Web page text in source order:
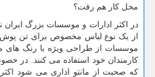
محل کار هم رفت؟
در اکثر ادارات و موسسات بزرگ ایران
از یک نوع لباس مخصوص برای تن
موسسات از طراحی ویژه با رنگ های
کارمندان خود استفاده می کنند. در
که صحبت از مانتو اداری می شود